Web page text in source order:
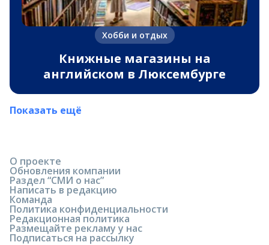
Хобби и отдых
Книжные магазины на
английском в Люксембурге
Показать ещё
О проекте
Обновления компании
Раздел “СМИ о нас”
Написать в редакцию
Команда
Политика конфиденциальности
Редакционная политика
Размещайте рекламу у нас
Подписаться на рассылку